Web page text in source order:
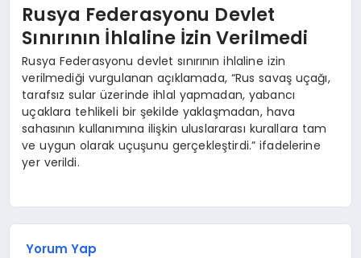
Rusya Federasyonu Devlet
Sınırının İhlaline İzin Verilmedi
Rusya Federasyonu devlet sınırının ihlaline izin
verilmediği vurgulanan açıklamada, “Rus savaş uçağı,
tarafsız sular üzerinde ihlal yapmadan, yabancı
uçaklara tehlikeli bir şekilde yaklaşmadan, hava
sahasının kullanımına ilişkin uluslararası kurallara tam
ve uygun olarak uçuşunu gerçekleştirdi.” ifadelerine
yer verildi.
Yorum Yap